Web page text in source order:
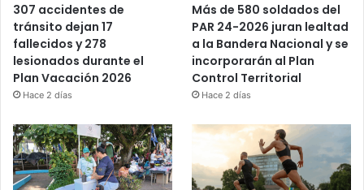
307 accidentes de
tránsito dejan 17
fallecidos y 278
lesionados durante el
Plan Vacación 2026
Hace 2 días
Más de 580 soldados del
PAR 24-2026 juran lealtad
a la Bandera Nacional y se
incorporarán al Plan
Control Territorial
Hace 2 días